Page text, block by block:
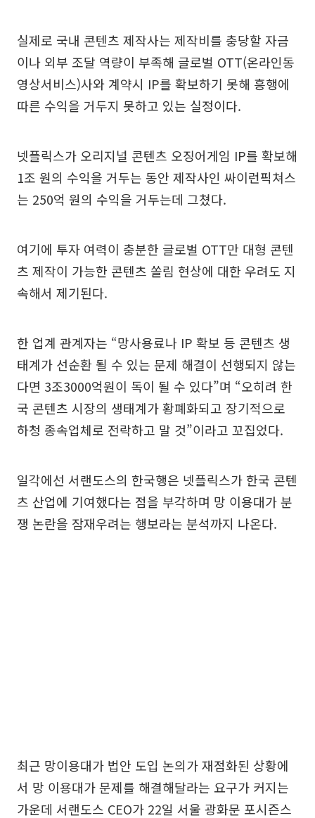
실제로 국내 콘텐츠 제작사는 제작비를 충당할 자금
이나 외부 조달 역량이 부족해 글로벌 OTT(온라인동
영상서비스)사와 계약시 IP를 확보하기 못해 흥행에
따른 수익을 거두지 못하고 있는 실정이다.
넷플릭스가 오리지널 콘텐츠 오징어게임 IP를 확보해
1조 원의 수익을 거두는 동안 제작사인 싸이런픽쳐스
는 250억 원의 수익을 거두는데 그쳤다.
여기에 투자 여력이 충분한 글로벌 OTT만 대형 콘텐
츠 제작이 가능한 콘텐츠 쏠림 현상에 대한 우려도 지
속해서 제기된다.
한 업계 관계자는 “망사용료나 IP 확보 등 콘텐츠 생
태계가 선순환 될 수 있는 문제 해결이 선행되지 않는
다면 3조3000억원이 독이 될 수 있다”며 “오히려 한
국 콘텐츠 시장의 생태계가 황폐화되고 장기적으로
하청 종속업체로 전락하고 말 것”이라고 꼬집었다.
일각에선 서랜도스의 한국행은 넷플릭스가 한국 콘텐
츠 산업에 기여했다는 점을 부각하며 망 이용대가 분
쟁 논란을 잠재우려는 행보라는 분석까지 나온다.
최근 망이용대가 법안 도입 논의가 재점화된 상황에
서 망 이용대가 문제를 해결해달라는 요구가 커지는
가운데 서랜도스 CEO가 22일 서울 광화문 포시즌스